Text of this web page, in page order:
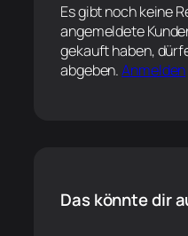
Es gibt noch keine
angemeldete
gekauft haben,
abgeben.Anmelden
Das könnte dir